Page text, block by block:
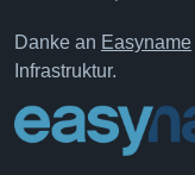
Danke an Easyname
Infrastruktur.